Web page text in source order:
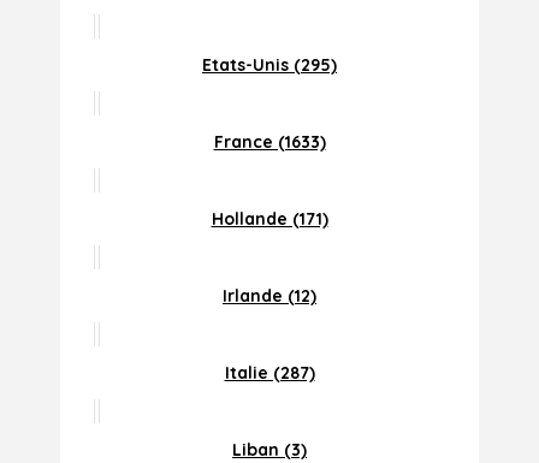
Etats-Unis (295)
France (1633)
Hollande (171)
Irlande (12)
Italie (287)
Liban (3)